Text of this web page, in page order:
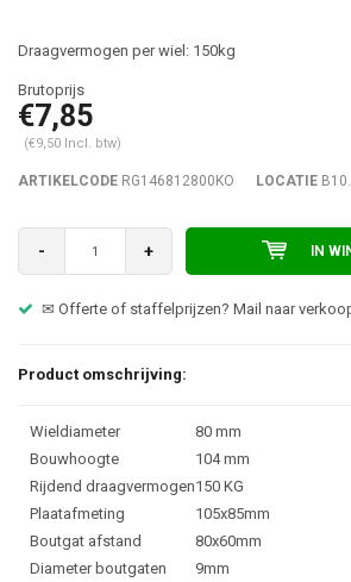
Draagvermogen per wiel: 150kg
€7,85
(€9,50 Incl. btw)
ARTIKELCODE RG146812800KO LOCATIE
- + IN
✉ Offerte of staffelprijzen? Mail naar
Product omschrijving:
Wieldiameter
80 mm
Bouwhoogte
104 mm
Rijdend draagvermogen150 KG
Plaatafmeting
105x85mm
Boutgat afstand
80x60mm
Diameter boutgaten
9mm